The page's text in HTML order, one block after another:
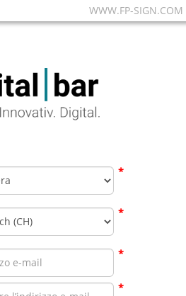
WWW.FP-SIGN.COM
*
*
*
*